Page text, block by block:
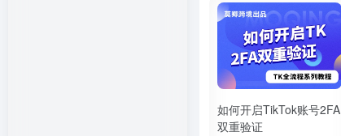
如何开启TikTok账号2FA
双重验证